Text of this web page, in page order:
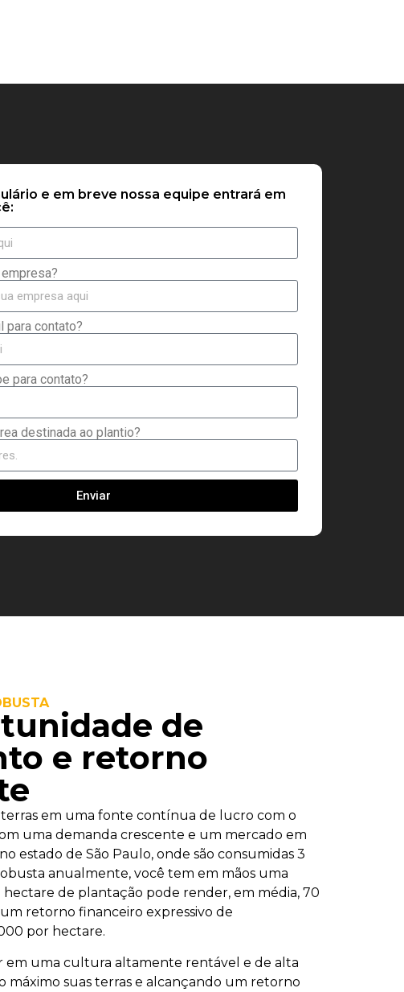
e em breve nossa equipe entrará em
para contato?
para contato?
destinada ao plantio?
Enviar
de
e retorno
terras em uma fonte contínua de lucro com o
uma demanda crescente e um mercado em
estado de São Paulo, onde são consumidas 3
anualmente, você tem em mãos uma
de plantação pode render, em média, 70
retorno financeiro expressivo de
por hectare.
em uma cultura altamente rentável e de alta
máximo suas terras e alcançando um retorno